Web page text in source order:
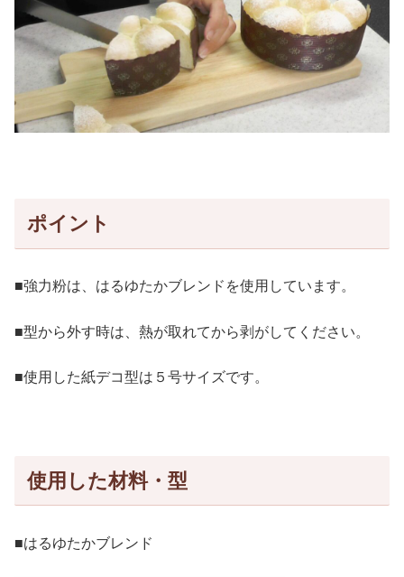
ポイント
■強力粉は、はるゆたかブレンドを使用しています。
■型から外す時は、熱が取れてから剥がしてください。
■使用した紙デコ型は５号サイズです。
使用した材料・型
■はるゆたかブレンド